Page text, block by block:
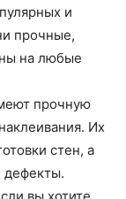
и
прочные,
на любые
прочную
Их
стен, а
дефекты.